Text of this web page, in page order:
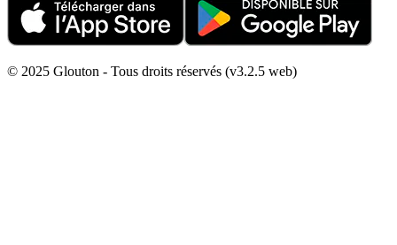
© 2025 Glouton - Tous droits réservés (v3.2.5 web)